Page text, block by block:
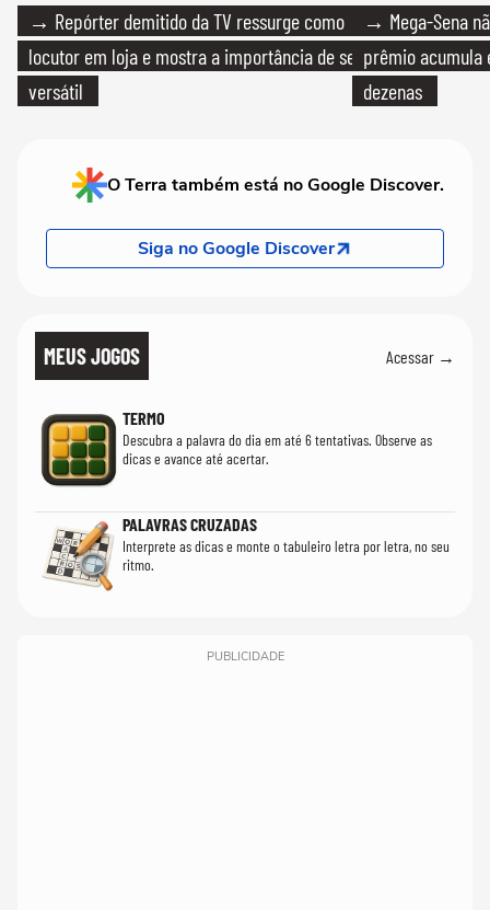
→ Repórter demitido da TV ressurge como
locutor em loja e mostra a importância de ser
versátil
→ Mega-Sena
prêmio acumula
dezenas
O Terra também está no Google Discover.
Siga no Google Discover
MEUS JOGOS Acessar →
TERMO
Descubra a palavra do dia em até 6 tentativas. Observe as
dicas e avance até acertar.
PALAVRAS CRUZADAS
Interprete as dicas e monte o tabuleiro letra por letra, no seu
ritmo.
PUBLICIDADE